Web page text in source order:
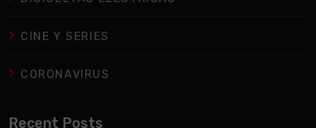
CINE Y SERIES
CORONAVIRUS
Recent Posts